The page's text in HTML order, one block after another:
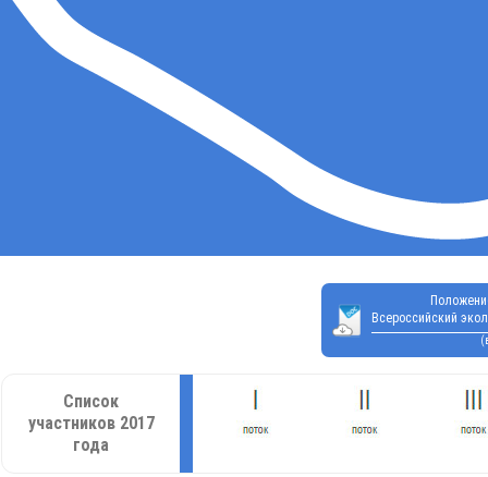
Всероссийский
Список
участников 2017
года